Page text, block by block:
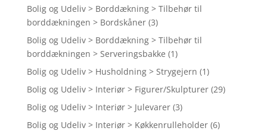
Bolig og Udeliv > Borddækning > Tilbehør til
borddækningen > Bordskåner (3)
Bolig og Udeliv > Borddækning > Tilbehør til
borddækningen > Serveringsbakke (1)
Bolig og Udeliv > Husholdning > Strygejern (1)
Bolig og Udeliv > Interiør > Figurer/Skulpturer (29)
Bolig og Udeliv > Interiør > Julevarer (3)
Bolig og Udeliv > Interiør > Køkkenrulleholder (6)